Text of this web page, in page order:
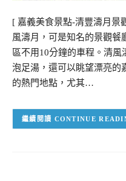
[ 嘉義美食景點-清豐濤月景
風濤月，可是知名的景觀餐
區不用10分鐘的車程。清
泡足湯，還可以眺望漂亮的
的熱門地點，尤其…
CONTINUE